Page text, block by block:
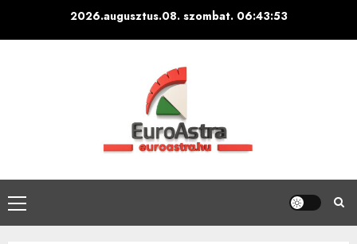
2026.augusztus.08. szombat. 06:43:54
Primary
Menu